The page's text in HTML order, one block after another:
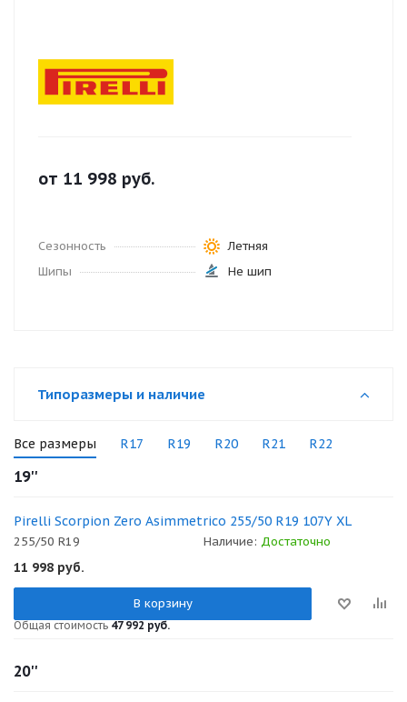
от 11 998 руб.
Сезонность
Летняя
Шипы
Не шип
Типоразмеры и наличие
Все размеры R17 R19 R20 R21 R22
19''
Pirelli Scorpion Zero Asimmetrico 255/50 R19 107Y XL
255/50 R19 Наличие: Достаточно
11 998 руб.
В корзину
Общая стоимость 47 992 руб.
20''